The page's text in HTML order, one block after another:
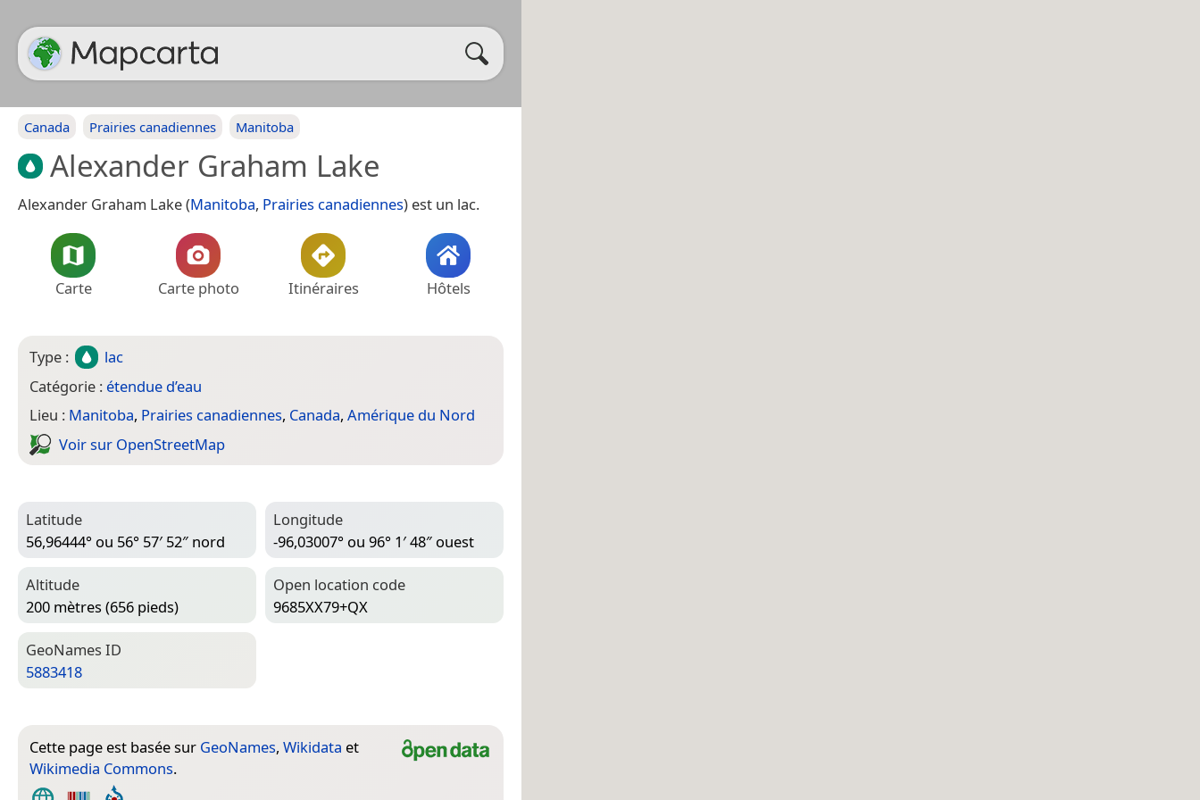
Canada Prairies canadiennes Manitoba
Alexander Graham Lake
Alexander Graham Lake (Manitoba, Prairies canadiennes) est un lac.
Carte Carte photo Itinéraires Hôtels
Type :
lac
Catégorie : étendue d’eau
Lieu : Manitoba, Prairies canadiennes, Canada, Amérique du Nord
Voir sur Open­Street­Map
Latitude
56,96444° ou 56° 57′ 52″ nord
Longitude
-96,03007° ou 96° 1′ 48″ ouest
Altitude
200 mètres (656 pieds)
Open location code
9685XX79+QX
Geo­Names ID
5883418
Cette page est basée sur GeoNames, Wikidata et
Wikimedia Commons.